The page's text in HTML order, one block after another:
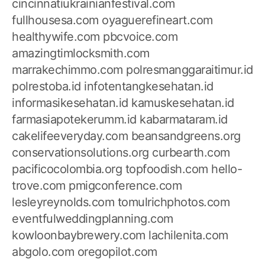
cincinnatiukrainianfestival.com
fullhousesa.com oyaguerefineart.com
healthywife.com pbcvoice.com
amazingtimlocksmith.com
marrakechimmo.com polresmanggaraitimur.id
polrestoba.id infotentangkesehatan.id
informasikesehatan.id kamuskesehatan.id
farmasiapotekerumm.id kabarmataram.id
cakelifeeveryday.com beansandgreens.org
conservationsolutions.org curbearth.com
pacificocolombia.org topfoodish.com hello-
trove.com pmigconference.com
lesleyreynolds.com tomulrichphotos.com
eventfulweddingplanning.com
kowloonbaybrewery.com lachilenita.com
abgolo.com oregopilot.com